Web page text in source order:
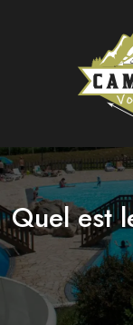
Quel est